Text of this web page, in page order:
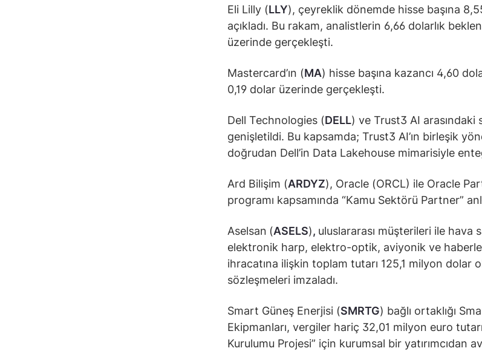
Eli Lilly (LLY), çeyreklik dönemde hisse başına
açıkladı. Bu rakam, analistlerin 6,66 dolarlık
üzerinde gerçekleşti.
Mastercard’ın (MA) hisse başına kazancı 4,60
0,19 dolar üzerinde gerçekleşti.
Dell Technologies (DELL) ve Trust3 AI arasındaki
genişletildi. Bu kapsamda; Trust3 AI’ın birleşik
doğrudan Dell’in Data Lakehouse mimarisiyle
Ard Bilişim (ARDYZ), Oracle (ORCL) ile Oracle
programı kapsamında “Kamu Sektörü Partner”
Aselsan (ASELS), uluslararası müşterileri ile hava
elektronik harp, elektro-optik, aviyonik ve
ihracatına ilişkin toplam tutarı 125,1 milyon dolar
sözleşmeleri imzaladı.
Smart Güneş Enerjisi (SMRTG) bağlı ortaklığı
Ekipmanları, vergiler hariç 32,01 milyon euro
Kurulumu Projesi” için kurumsal bir yatırımcıdan